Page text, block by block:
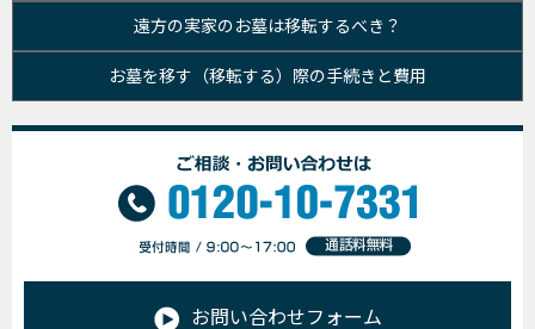
遠方の実家のお墓は移転するべき？
お墓を移す（移転する）際の手続きと費用
お問い合わせフォーム